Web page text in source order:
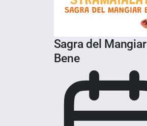
Sagra del Mangiar
Bene